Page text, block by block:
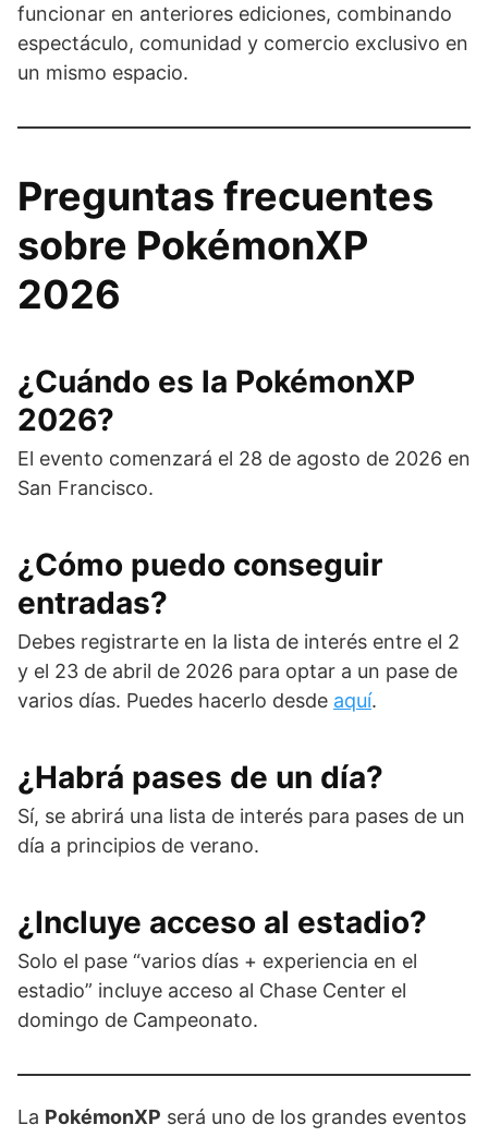
funcionar en anteriores ediciones, combinando
espectáculo, comunidad y comercio exclusivo en
un mismo espacio.
Preguntas frecuentes
sobre PokémonXP
2026
¿Cuándo es la PokémonXP
2026?
El evento comenzará el 28 de agosto de 2026 en
San Francisco.
¿Cómo puedo conseguir
entradas?
Debes registrarte en la lista de interés entre el 2
y el 23 de abril de 2026 para optar a un pase de
varios días. Puedes hacerlo desde aquí.
¿Habrá pases de un día?
Sí, se abrirá una lista de interés para pases de un
día a principios de verano.
¿Incluye acceso al estadio?
Solo el pase “varios días + experiencia en el
estadio” incluye acceso al Chase Center el
domingo de Campeonato.
La PokémonXP será uno de los grandes eventos